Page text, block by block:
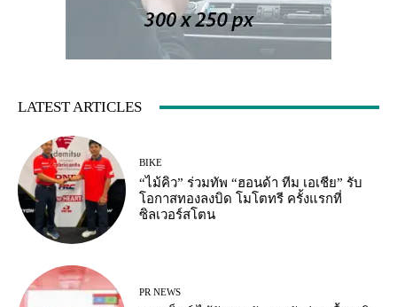
LATEST ARTICLES
BIKE
“ไม้คิว” ร่วมทัพ “ฮอนด้า ทีม เอเชีย” รับ
โอกาสทองลงบิด โมโตทรี ครั้งแรกที่
ซิลเวอร์สโตน
PR NEWS